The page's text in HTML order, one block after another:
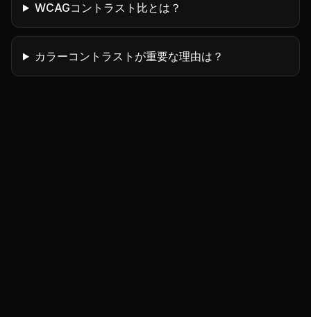
WCAGコントラスト比とは？
カラーコントラストが重要な理由は？